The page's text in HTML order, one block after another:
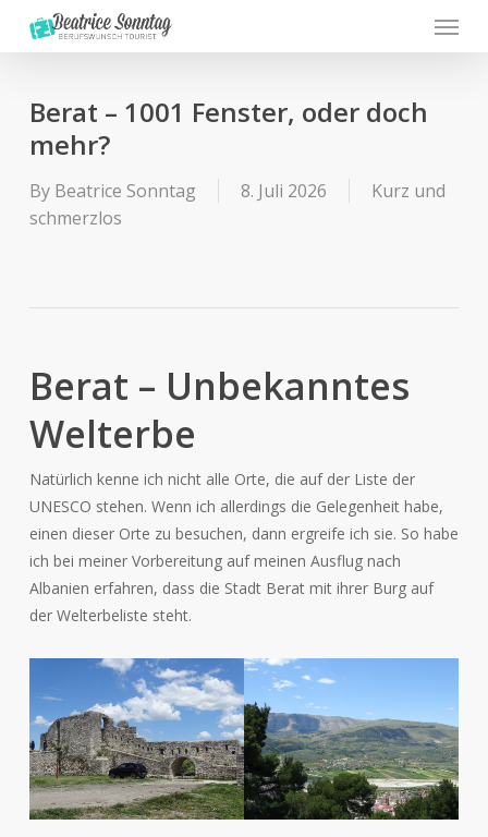
Menu
Berat – 1001 Fenster, oder doch
mehr?
By Beatrice Sonntag 8. Juli 2026
Kurz und
schmerzlos
Berat – Unbekanntes
Welterbe
Natürlich kenne ich nicht alle Orte, die auf der Liste der
UNESCO stehen. Wenn ich allerdings die Gelegenheit habe,
einen dieser Orte zu besuchen, dann ergreife ich sie. So habe
ich bei meiner Vorbereitung auf meinen Ausflug nach
Albanien erfahren, dass die Stadt Berat mit ihrer Burg auf
der Welterbeliste steht.